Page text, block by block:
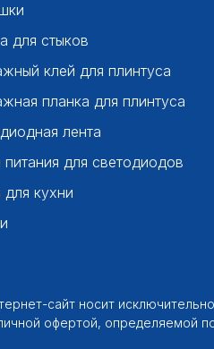
для стыков
клей для плинтуса
планка для плинтуса
лента
питания для светодиодов
для кухни
сайт носит
офертой, определяемой